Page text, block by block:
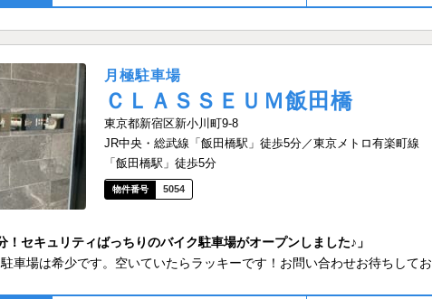
月極駐車場
ＣＬＡＳＳＥＵＭ飯田橋
東京都新宿区新小川町9-8
JR中央・総武線「飯田橋駅」徒歩5分／東京メトロ有楽町線
「飯田橋駅」徒歩5分
5054
！セキュリティばっちりのバイク駐車場がオープンしました♪」
車場は希少です。空いていたらラッキーです！お問い合わせお待ちしてお